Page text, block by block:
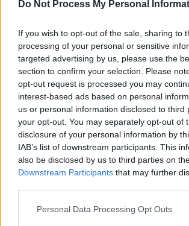
Do Not Process My Personal
If you wish to opt-out of the sale, sharing to
processing of your personal or sensitive
targeted advertising by us, please use the
section to confirm your selection. Please
opt-out request is processed you may
interest-based ads based on personal
us or personal information disclosed to third
your opt-out. You may separately opt-out of
disclosure of your personal information by
IAB’s list of downstream participants. This
also be disclosed by us to third parties on
Downstream Participants that may further
Please note that this website/app uses one
Personal Data Processing Opt Outs